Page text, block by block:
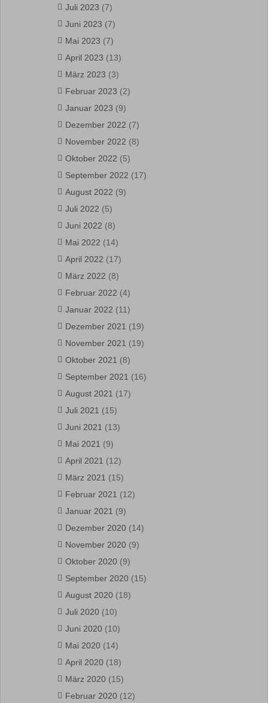
Juli 2023 (7)
Juni 2023 (7)
Mai 2023 (7)
April 2023 (13)
März 2023 (3)
Februar 2023 (2)
Januar 2023 (9)
Dezember 2022 (7)
November 2022 (8)
Oktober 2022 (5)
September 2022 (17)
August 2022 (9)
Juli 2022 (5)
Juni 2022 (8)
Mai 2022 (14)
April 2022 (17)
März 2022 (8)
Februar 2022 (4)
Januar 2022 (11)
Dezember 2021 (19)
November 2021 (19)
Oktober 2021 (8)
September 2021 (16)
August 2021 (17)
Juli 2021 (15)
Juni 2021 (13)
Mai 2021 (9)
April 2021 (12)
März 2021 (15)
Februar 2021 (12)
Januar 2021 (9)
Dezember 2020 (14)
November 2020 (9)
Oktober 2020 (9)
September 2020 (15)
August 2020 (18)
Juli 2020 (10)
Juni 2020 (10)
Mai 2020 (14)
April 2020 (18)
März 2020 (15)
Februar 2020 (12)